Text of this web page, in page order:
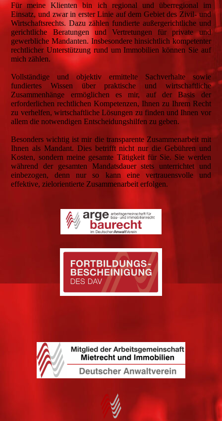
Für meine Klienten bin ich regional und überregional im
Einsatz, und zwar in erster Linie auf dem Gebiet des Zivil- und
Wirtschaftsrechts. Dazu zählen fundierte außergerichtliche und
gerichtliche Beratungen und Vertretungen für private und
gewerbliche Mandanten. Insbesondere hinsichtlich kompetenter
rechtlicher Unterstützung rund um Immobilien können Sie auf
mich zählen.
Vollständige und objektiv ermittelte Sachverhalte sowie
fundiertes Wissen über praktische und wirtschaftliche
Zusammenhänge ermöglichen es mir, auf der Basis der
erforderlichen rechtlichen Kompetenzen, Ihnen zu Ihrem Recht
zu verhelfen, wirtschaftliche Lösungen zu finden und Ihnen vor
allem die notwendigen Entscheidungshilfen zu geben.
Besonders wichtig ist mir die transparente Zusammenarbeit mit
Ihnen als Mandant. Dies betrifft nicht nur die Gebühren und
Kosten, sondern meine gesamte Tätigkeit für Sie. Sie werden
während der gesamten Mandatsdauer stets unterrichtet und
einbezogen, denn nur so kann eine vertrauensvolle und
effektive, zielorientierte Zusammenarbeit erfolgen.